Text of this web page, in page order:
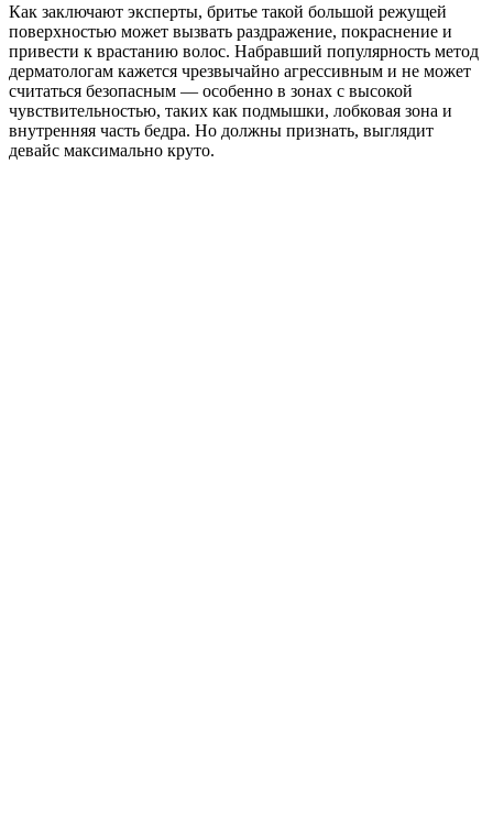
Как заключают эксперты, бритье такой большой режущей
поверхностью может вызвать раздражение, покраснение и
привести к врастанию волос. Набравший популярность метод
дерматологам кажется чрезвычайно агрессивным и не может
считаться безопасным — особенно в зонах с высокой
чувствительностью, таких как подмышки, лобковая зона и
внутренняя часть бедра. Но должны признать, выглядит
девайс максимально круто.